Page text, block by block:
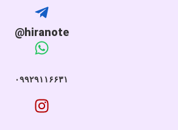
hiranote@
۰۹۹۲۹۱۱۶۶۳۱